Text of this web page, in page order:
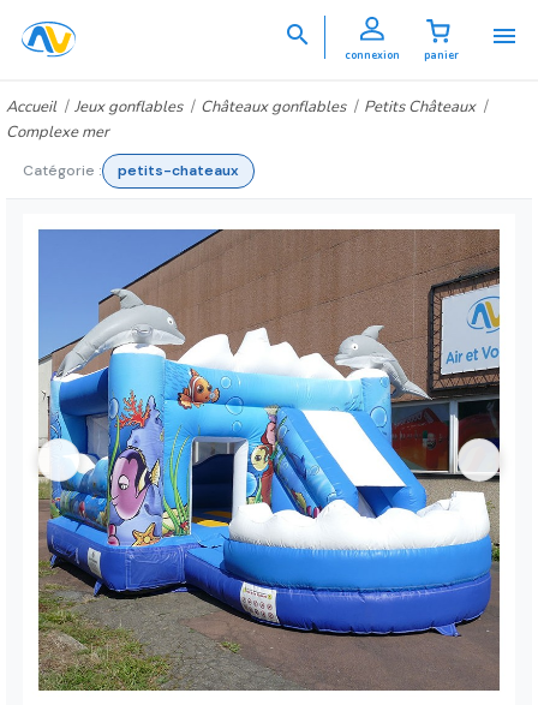

panier
connexion

Accueil Jeux gonflables Châteaux gonflables
Petits Châteaux
Complexe mer
Catégorie : petits-chateaux